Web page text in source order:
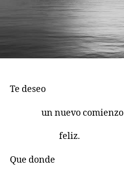
Te deseo
un nuevo comienzo
feliz.
Que donde